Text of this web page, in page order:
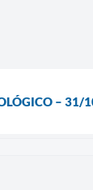
– 31/